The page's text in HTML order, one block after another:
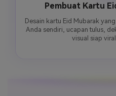
Pembuat Kartu
Desain kartu Eid Mubarak
Anda sendiri, ucapan tulus,
visual siap